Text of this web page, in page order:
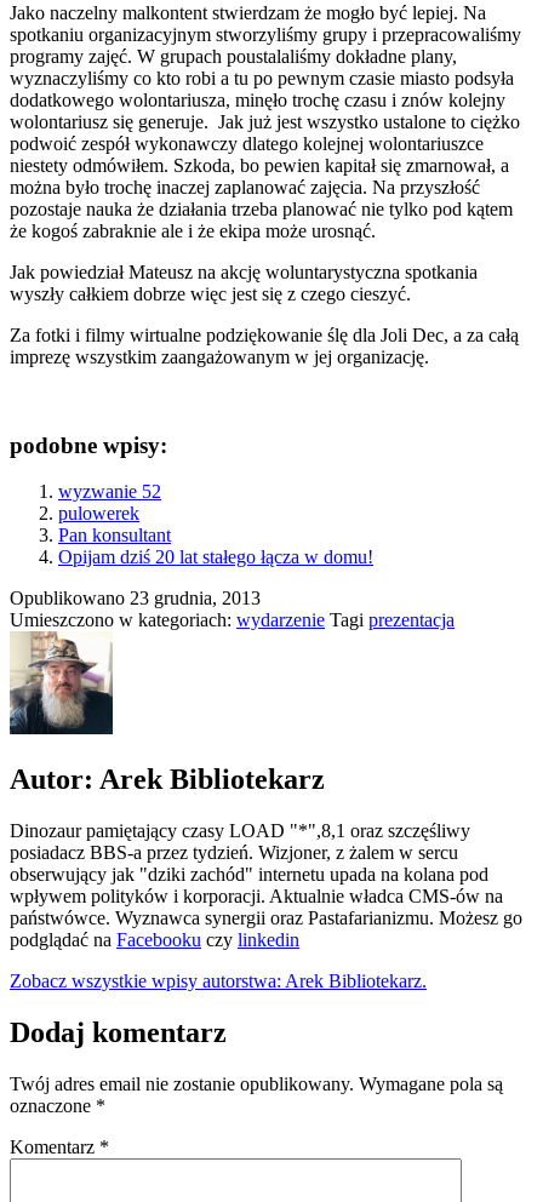
Jako naczelny malkontent stwierdzam że mogło być lepiej. Na
spotkaniu organizacyjnym stworzyliśmy grupy i przepracowaliśmy
programy zajęć. W grupach poustalaliśmy dokładne plany,
wyznaczyliśmy co kto robi a tu po pewnym czasie miasto podsyła
dodatkowego wolontariusza, minęło trochę czasu i znów kolejny
wolontariusz się generuje. Jak już jest wszystko ustalone to ciężko
podwoić zespół wykonawczy dlatego kolejnej wolontariuszce
niestety odmówiłem. Szkoda, bo pewien kapitał się zmarnował, a
można było trochę inaczej zaplanować zajęcia. Na przyszłość
pozostaje nauka że działania trzeba planować nie tylko pod kątem
że kogoś zabraknie ale i że ekipa może urosnąć.
Jak powiedział Mateusz na akcję woluntarystyczna spotkania
wyszły całkiem dobrze więc jest się z czego cieszyć.
Za fotki i filmy wirtualne podziękowanie ślę dla Joli Dec, a za całą
imprezę wszystkim zaangażowanym w jej organizację.
podobne wpisy:
wyzwanie 52
pulowerek
Pan konsultant
Opijam dziś 20 lat stałego łącza w domu!
Opublikowano 23 grudnia, 2013
Umieszczono w kategoriach: wydarzenie Tagi prezentacja
Autor: Arek Bibliotekarz
Dinozaur pamiętający czasy LOAD "*",8,1 oraz szczęśliwy
posiadacz BBS-a przez tydzień. Wizjoner, z żalem w sercu
obserwujący jak "dziki zachód" internetu upada na kolana pod
wpływem polityków i korporacji. Aktualnie władca CMS-ów na
państwówce. Wyznawca synergii oraz Pastafarianizmu. Możesz go
podglądać na Facebooku czy linkedin
Zobacz wszystkie wpisy autorstwa: Arek Bibliotekarz.
Dodaj komentarz
Twój adres email nie zostanie opublikowany. Wymagane pola są
oznaczone *
Komentarz *